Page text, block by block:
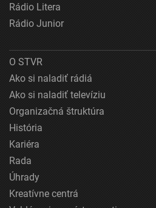
Rádio Litera
Rádio Junior
O STVR
Ako si naladiť rádiá
Ako si naladiť televíziu
Organizačná štruktúra
História
Kariéra
Rada
Úhrady
Kreatívne centrá